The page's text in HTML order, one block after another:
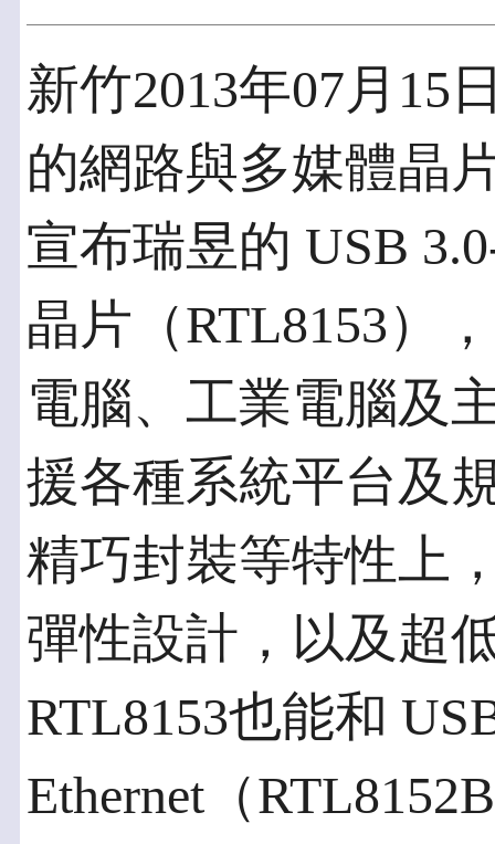
新竹2013年07月15
的網路與多媒體晶
宣布瑞昱的 USB
晶片（RTL8153）
電腦、工業電腦及
援各種系統平台及
精巧封裝等特性上
彈性設計，以及超
RTL8153也能和
Ethernet（